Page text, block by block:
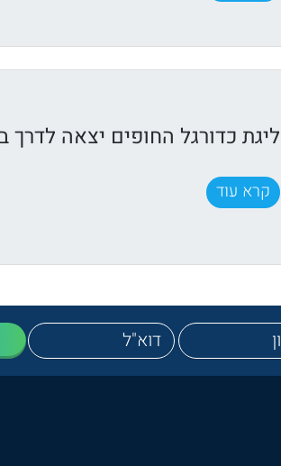
ליגת כדורגל החופים יצאה לדרך
קרא עוד